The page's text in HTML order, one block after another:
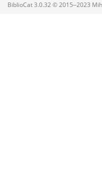
BiblioCat 3.0.32 © 2015‒2023